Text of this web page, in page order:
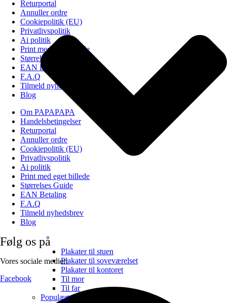
Plakater til stuen
Plakater til soveværelset
Plakater til kontoret
Til mor
Til far
Populært
Returportal
Annuller ordre
Cookiepolitik (EU)
Privatlivspolitik
Ai politik
Print med eget billede
Størrelses Guide
EAN Betaling
F.A.Q
Tilmeld nyhedsbrev
Blog
Om PAPAPAPA
Handelsbetingelser
Returportal
Annuller ordre
Cookiepolitik (EU)
Privatlivspolitik
Ai politik
Print med eget billede
Størrelses Guide
EAN Betaling
F.A.Q
Tilmeld nyhedsbrev
Blog
Følg os på
Vores sociale medier:
Facebook